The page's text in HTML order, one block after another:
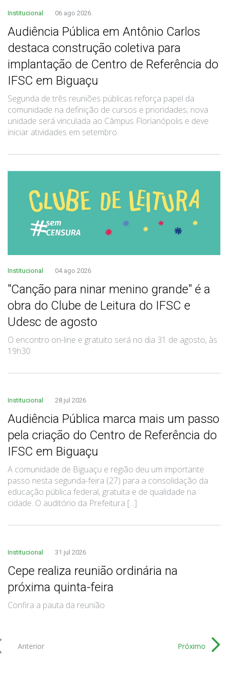
Institucional 06 ago 2026
Audiência Pública em Antônio Carlos
destaca construção coletiva para
implantação de Centro de Referência do
IFSC em Biguaçu
Segunda de três reuniões públicas reforça papel da
comunidade na definição de cursos e prioridades; nova
unidade será vinculada ao Câmpus Florianópolis e deve
iniciar atividades em setembro.
Institucional 04 ago 2026
"Canção para ninar menino grande" é a
obra do Clube de Leitura do IFSC e
Udesc de agosto
O encontro on-line e gratuito será no dia 31 de agosto, às
19h30
Institucional 28 jul 2026
Audiência Pública marca mais um passo
pela criação do Centro de Referência do
IFSC em Biguaçu
A comunidade de Biguaçu e região deu um importante
passo nesta segunda-feira (27) para a consolidação da
educação pública federal, gratuita e de qualidade na
cidade. O auditório da Prefeitura [...]
Institucional 31 jul 2026
Cepe realiza reunião ordinária na
próxima quinta-feira
Confira a pauta da reunião
Anterior Próximo